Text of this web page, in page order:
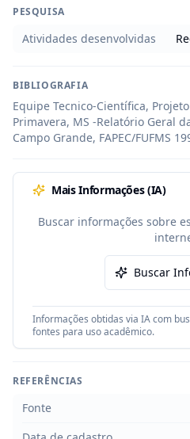
PESQUISA
Atividades desenvolvidas
BIBLIOGRAFIA
Equipe Tecnico-Científica,
Primavera, MS -Relatório Geral
Campo Grande, FAPEC/FUFMS
Mais Informações (IA)
Buscar informações sobre
Buscar
Informações obtidas via IA com
fontes para uso acadêmico.
REFERÊNCIAS
Fonte